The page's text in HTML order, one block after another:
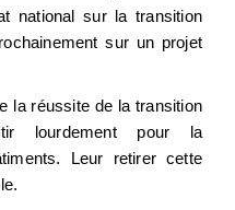
national sur la transition
sur un projet
la réussite de la transition
lourdement pour la
Leur retirer cette